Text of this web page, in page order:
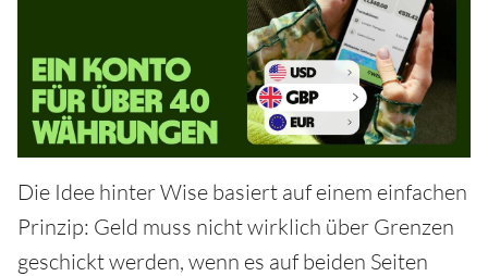
Die Idee hinter Wise basiert auf einem einfachen
Prinzip: Geld muss nicht wirklich über Grenzen
geschickt werden, wenn es auf beiden Seiten